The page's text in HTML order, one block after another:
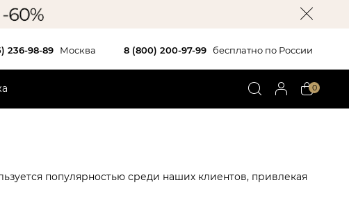
236-98-89 Москва 8 (800) 200-97-99 бесплатно по России
0
популярностью среди наших клиентов, привлекая